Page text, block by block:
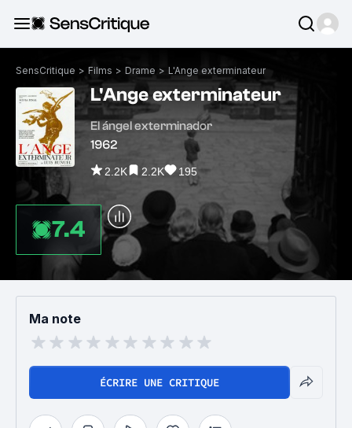
SensCritique > Films > Drame > L'Ange exterminateur
L'Ange exterminateur
El ángel exterminador
1962
2.2K 2.2K 195
7.4
Ma note
ÉCRIRE UNE CRITIQUE